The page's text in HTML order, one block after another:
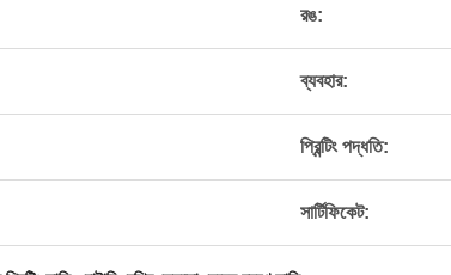
রঙ:
ব্যবহার:
প্রিন্টিং পদ্ধতি:
সার্টিফিকেট: